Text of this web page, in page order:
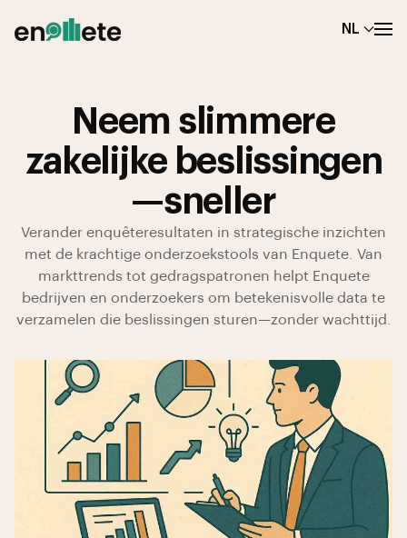
NL
Neem slimmere
zakelijke beslissingen
—sneller
Verander enquêteresultaten in strategische inzichten
met de krachtige onderzoekstools van Enquete. Van
markttrends tot gedrags­patronen helpt Enquete
bedrijven en onderzoekers om betekenisvolle data te
verzamelen die beslissingen sturen—zonder wachttijd.